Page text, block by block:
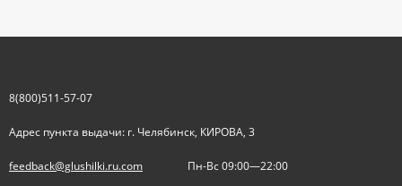
8(800)511-57-07
Адрес пункта выдачи: г. Челябинск, КИРОВА, 3
feedback@glushilki.ru.com Пн-Вс 09:00—22:00